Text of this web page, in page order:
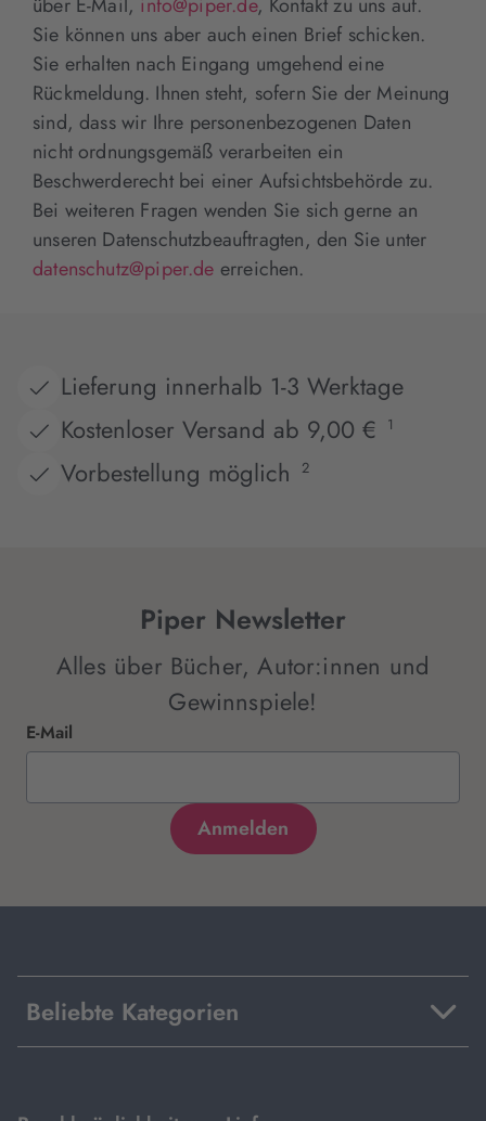
Sie können uns aber auch einen Brief schicken.
Sie erhalten nach Eingang umgehend eine
Rückmeldung. Ihnen steht, sofern Sie der Meinung
sind, dass wir Ihre personenbezogenen Daten
nicht ordnungsgemäß verarbeiten ein
Beschwerderecht bei einer Aufsichtsbehörde zu.
Bei weiteren Fragen wenden Sie sich gerne an
unseren Datenschutzbeauftragten, den Sie unter
datenschutz@piper.de erreichen.
Lieferung innerhalb 1-3 Werktage
Kostenloser Versand ab 9,00 €
1
Vorbestellung möglich 2
Piper Newsletter
Alles über Bücher, Autor:innen und
Gewinnspiele!
E-Mail
Beliebte Kategorien